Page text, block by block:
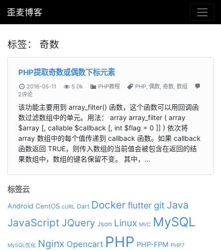
歪麦博客
标签： 奇数
PHP提取奇数或偶数下标元素
2016-05-11 5.0k PHP教程 PHP 偶数 奇数 数组
2评论
该功能主要用到 array_filter() 函数，这个函数可以用回调函
数过滤数组中的单元。用法： array array_filter ( array
$array [, callable $callback [, int $flag = 0 ]] ) 依次将
array 数组中的每个值传递到 callback 函数。如果 callback
函数返回 TRUE，则传入数组的当前值会被包含在返回的结
果数组中，数组的键名保留不变。 其中，…
标签云
Android CentOS cURL Dart Dockerflutter git Java
JavaScript JQuery Json Linux MVC MySQL
MySQL优化 Nginx Opencart PHP PHP-FPM PHP7